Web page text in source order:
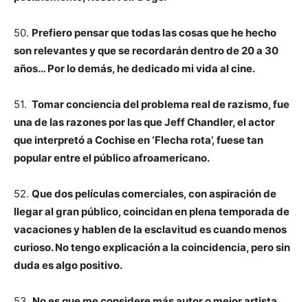
50. Prefiero pensar que todas las cosas que he hecho
son relevantes y que se recordarán dentro de 20 a 30
años… Por lo demás, he dedicado mi vida al cine.
51. Tomar conciencia del problema real de razismo, fue
una de las razones por las que Jeff Chandler, el actor
que interpretó a Cochise en ‘Flecha rota’, fuese tan
popular entre el público afroamericano.
52. Que dos películas comerciales, con aspiración de
llegar al gran público, coincidan en plena temporada de
vacaciones y hablen de la esclavitud es cuando menos
curioso. No tengo explicación a la coincidencia, pero sin
duda es algo positivo.